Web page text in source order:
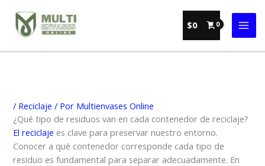
contenido
$0
/ Reciclaje / Por Multienvases Online
¿Qué tipo de residuos van en cada contenedor de reciclaje?
El reciclaje es clave para preservar nuestro entorno.
Conocer a qué contenedor corresponde cada tipo de
residuo es fundamental para separar adecuadamente. En